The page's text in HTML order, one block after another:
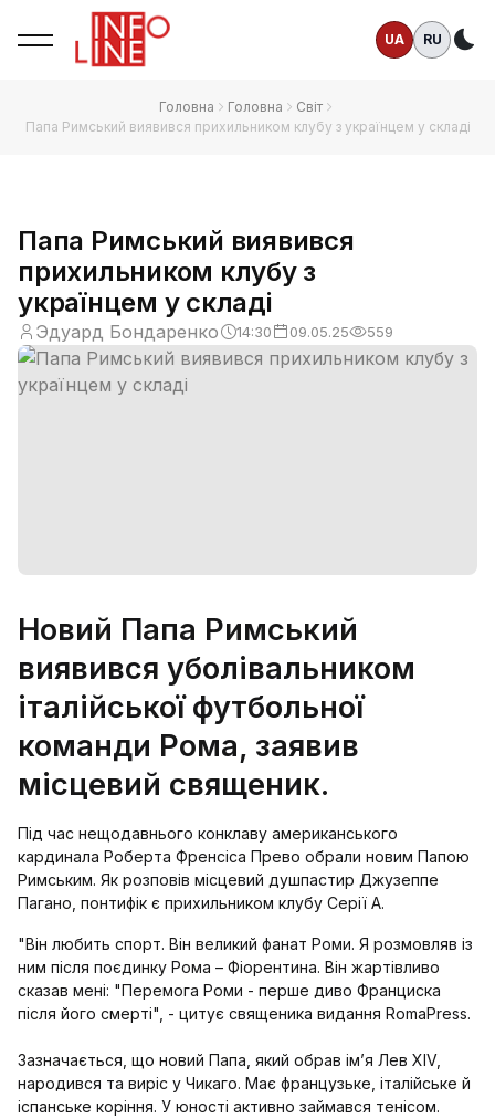
UA RU
Головна Головна
Світ
Папа Римський виявився прихильником клубу з українцем у складі
Папа Римський виявився
прихильником клубу з
українцем у складі
Эдуард Бондаренко 14:30 09.05.25 559
Новий Папа Римський
виявився уболівальником
італійської футбольної
команди Рома, заявив
місцевий священик.
Під час нещодавнього конклаву американського
кардинала Роберта Френсіса Прево обрали новим Папою
Римським. Як розповів місцевий душпастир Джузеппе
Пагано, понтифік є прихильником клубу Серії A.
"Він любить спорт. Він великий фанат Роми. Я розмовляв із
ним після поєдинку Рома – Фіорентина. Він жартівливо
сказав мені: "Перемога Роми - перше диво Франциска
після його смерті", - цитує священика видання RomaPress.
Зазначається, що новий Папа, який обрав ім’я Лев XIV,
народився та виріс у Чикаго. Має французьке, італійське й
іспанське коріння. У юності активно займався тенісом.